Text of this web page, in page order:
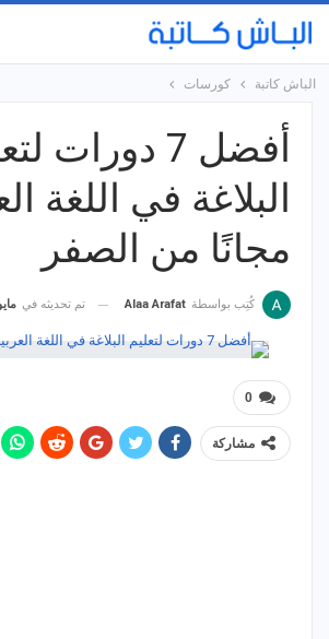
الباش كاتبة كورسات
أفضل 7 دورات
البلاغة في اللغة
مجانًا من الصفر
كُتِب بواسطة Alaa Arafat تم تحديثه في مايو 8,
0
مشاركة